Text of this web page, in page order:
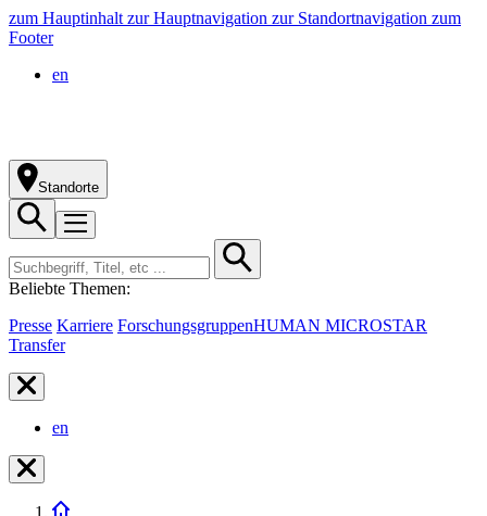
zum Hauptinhalt zur Hauptnavigation zur Standortnavigation zum
Footer
en
Standorte
Beliebte Themen:
Presse Karriere ForschungsgruppenHUMAN MICROSTAR
Transfer
en